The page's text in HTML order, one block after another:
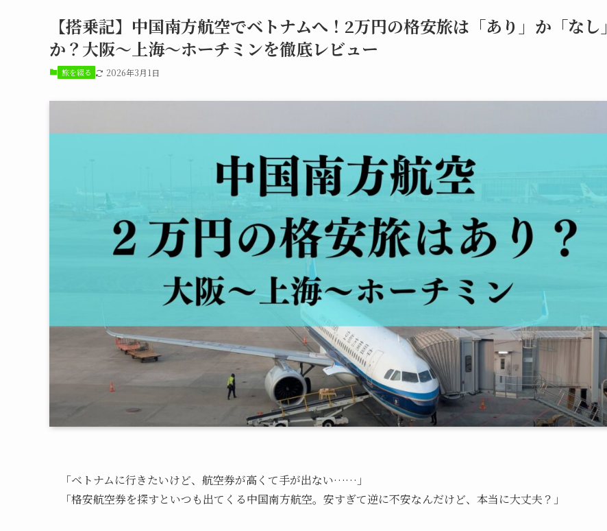
【搭乗記】中国南方航空でベトナムへ！2万円の格安旅は「あり」か「なし」
か？大阪〜上海〜ホーチミンを徹底レビュー
旅を綴る 2026年3月1日
「ベトナムに行きたいけど、航空券が高くて手が出ない……」
「格安航空券を探すといつも出てくる中国南方航空。安すぎて逆に不安なんだけど、本当に大丈夫？」